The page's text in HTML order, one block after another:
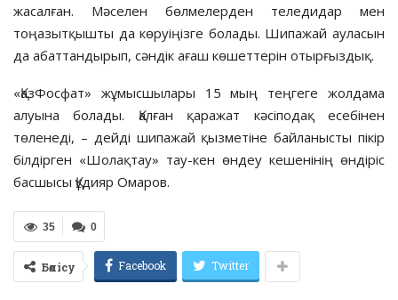
жасалған. Мәселен бөлмелерден теледидар мен
тоңазытқышты да көруіңізге болады. Шипажай ауласын
да абаттандырып, сәндік ағаш көшеттерін отырғыздық.
«ҚазФосфат» жұмысшылары 15 мың теңгеге жолдама
алуына болады. Қалған қаражат кәсіподақ есебінен
төленеді, – дейді шипажай қызметіне байланысты пікір
білдірген «Шолақтау» тау-кен өндеу кешенінің өндіріс
басшысы Құдияр Омаров.
0
35
Бөлісу Facebook Twitter